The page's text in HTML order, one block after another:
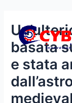
basata
e stata